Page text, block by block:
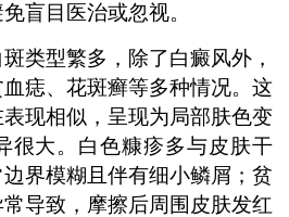
盲目医治或忽视。
类型繁多，除了白癜风外，
痣、花斑癣等多种情况。这
现相似，呈现为局部肤色变
很大。白色糠疹多与皮肤干
界模糊且伴有细小鳞屑；贫
导致，摩擦后周围皮肤发红